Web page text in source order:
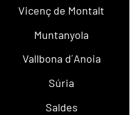
Vicenç de Montalt
Muntanyola
Vallbona d´Anoia
Súria
Saldes